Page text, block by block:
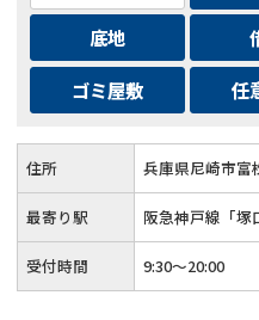
底地
ゴミ屋敷
任
住所 兵庫県尼崎市富
最寄り駅 阪急神戸線「塚
受付時間 9:30～20:00